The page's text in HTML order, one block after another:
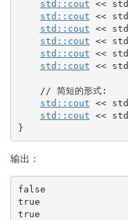
std:: cout << std
std:: cout << std
std:: cout << std
std:: cout << std
std:: cout << std
std:: cout << std
// 简短的形式:
std:: cout << std
std:: cout << std
}
输出：
false
true
true